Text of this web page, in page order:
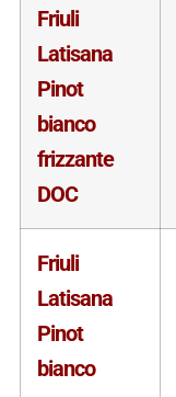
Friuli
Latisana
Pinot
bianco
frizzante
DOC
Friuli
Latisana
Pinot
bianco